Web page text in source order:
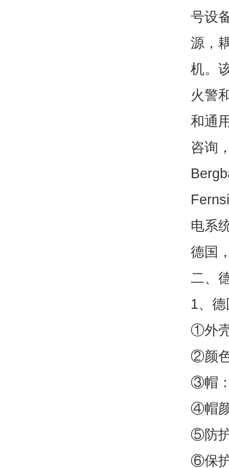
号设
源，
机。
火警
和通
咨询
电系
德国
二、
1、
①外
②颜
③帽
④帽
⑤防
⑥保